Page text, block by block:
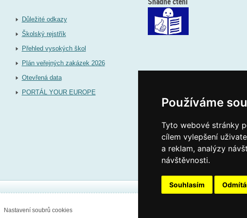
Používáme
Tyto webové stránky
cílem vylepšení
a reklam, analýzy
návštěvnosti.
Souhlasím
Důležité odkazy
Školský rejstřík
Přehled vysokých škol
Plán veřejných zakázek 2026
Otevřená data
PORTÁL YOUR EUROPE
Nastavení soubrů cookies